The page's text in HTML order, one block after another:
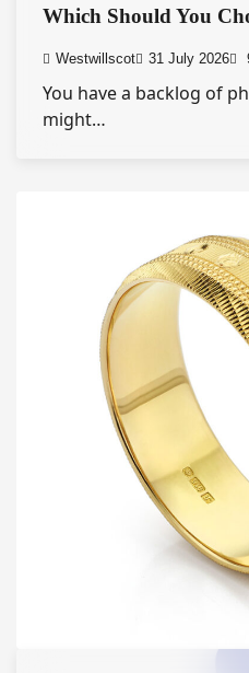
Which Should You
Westwillscot 31 July 2026
You have a backlog of
might…